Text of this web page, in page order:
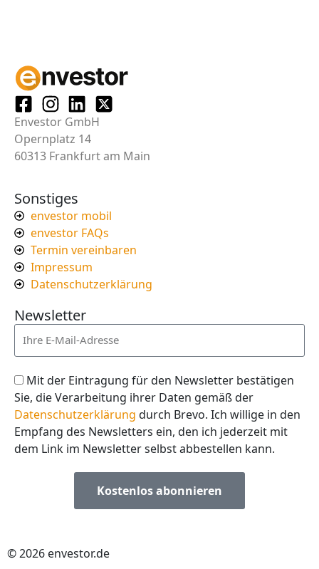
Envestor GmbH
Opernplatz 14
60313 Frankfurt am Main
Sonstiges
envestor mobil
envestor FAQs
Termin vereinbaren
Impressum
Datenschutzerklärung
Newsletter
Mit der Eintragung für den Newsletter bestätigen
Sie, die Verarbeitung ihrer Daten gemäß der
Datenschutzerklärung durch Brevo. Ich willige in den
Empfang des Newsletters ein, den ich jederzeit mit
dem Link im Newsletter selbst abbestellen kann.
Kostenlos abonnieren
© 2026 envestor.de